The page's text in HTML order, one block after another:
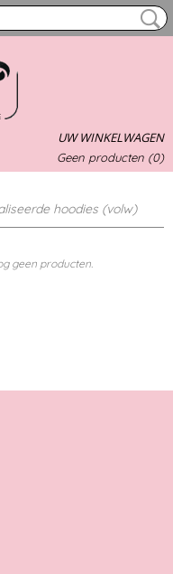
UW WINKELWAGEN
Geen producten (0)
hoodies (volw)
geen producten.